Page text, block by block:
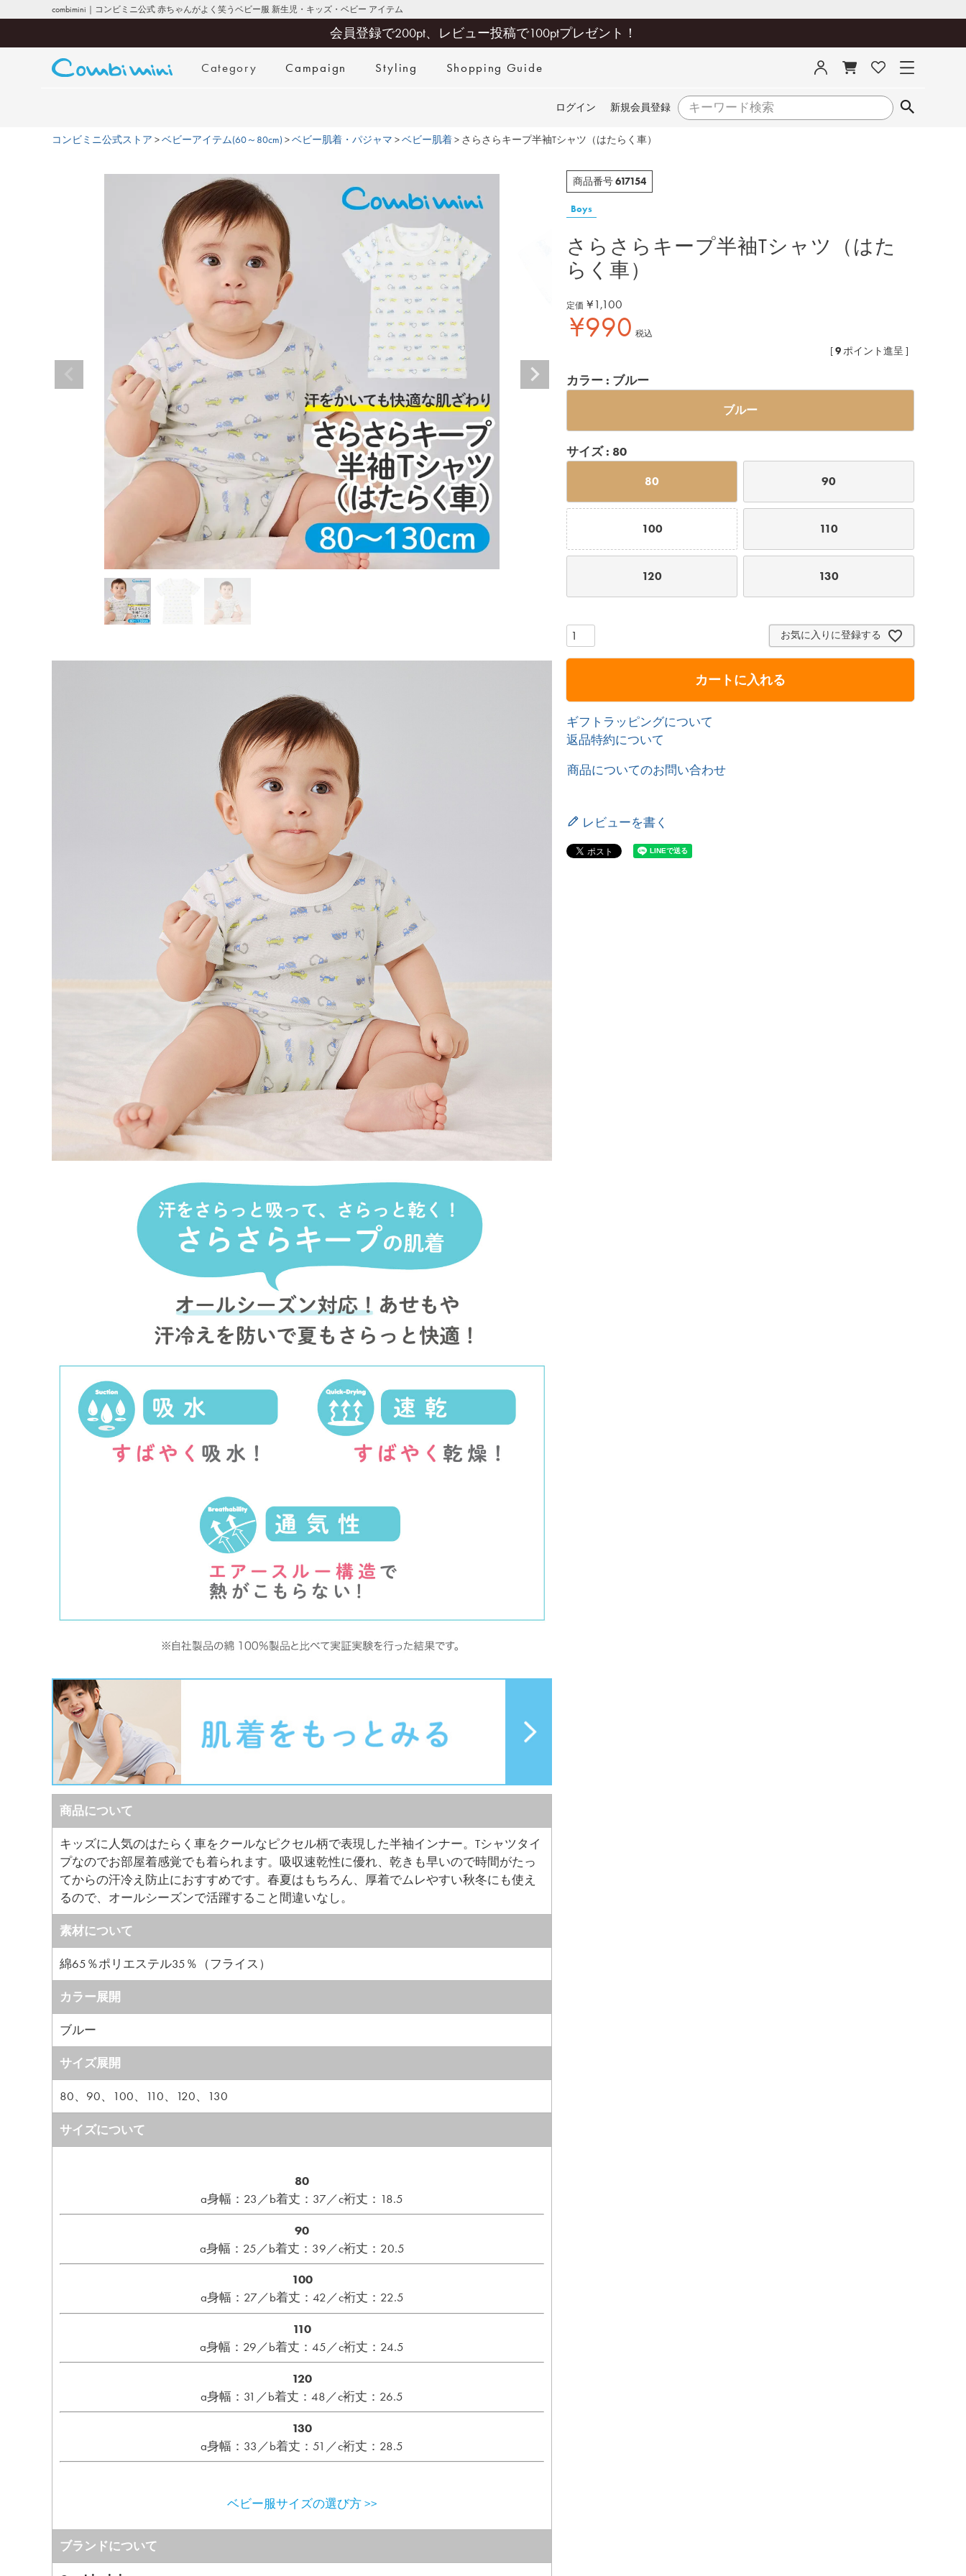
combimini｜コンビミニ公式 赤ちゃんがよく笑うベビー服 新生児・キッズ・ベビー アイテム
会員登録で200pt、レビュー投稿で100ptプレゼント！
Category Campaign Styling Shopping Guide
ログイン 新規会員登録
検索
コンビミニ公式ストア ベビーアイテム(60～80cm) ベビー肌着・パジャマ ベビー肌着 さらさらキープ半袖Tシャツ（はたらく車）
商品について
キッズに人気のはたらく車をクールなピクセル柄で表現した半袖インナー。Tシャツタイ
プなのでお部屋着感覚でも着られます。吸収速乾性に優れ、乾きも早いので時間がたっ
てからの汗冷え防止におすすめです。春夏はもちろん、厚着でムレやすい秋冬にも使え
るので、オールシーズンで活躍すること間違いなし。
素材について
綿65％ポリエステル35％（フライス）
カラー展開
ブルー
サイズ展開
80、90、100、110、120、130
サイズについて
80
a身幅：23／b着丈：37／c裄丈：18.5
90
a身幅：25／b着丈：39／c裄丈：20.5
100
a身幅：27／b着丈：42／c裄丈：22.5
110
a身幅：29／b着丈：45／c裄丈：24.5
120
a身幅：31／b着丈：48／c裄丈：26.5
130
a身幅：33／b着丈：51／c裄丈：28.5
ベビー服サイズの選び方 >>
ブランドについて
商品番号617154
Boys
さらさらキープ半袖Tシャツ（はた
らく車）
定価 ¥ 1,100
¥990 税込
[9ポイント進呈 ]
カラー ブルー
ブルー
サイズ 80
80 90
100 110
120 130
お気に入りに登録する
カートに入れる
ギフトラッピングについて
返品特約について
商品についてのお問い合わせ
レビューを書く